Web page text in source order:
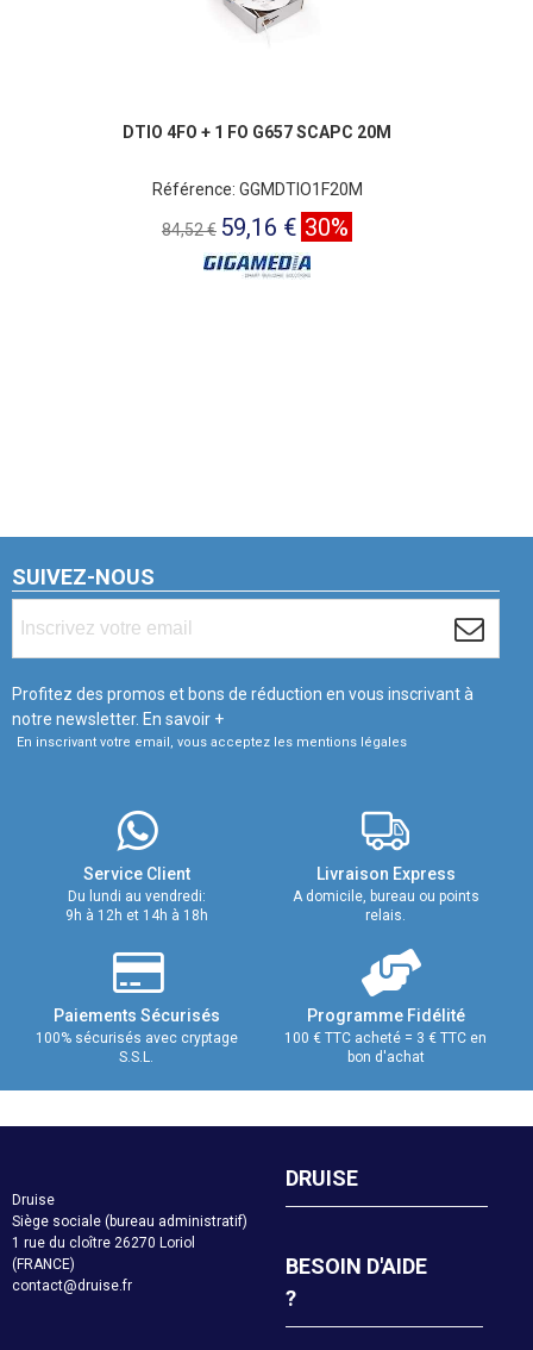
DTIO 4FO + 1 FO G657 SCAPC 20M
Référence: GGMDTIO1F20M
84,52 € 59,16 € 30%
SUIVEZ-NOUS
Profitez des promos et bons de réduction en vous inscrivant à
notre newsletter. En savoir +
En inscrivant votre email, vous acceptez les mentions légales
Service Client
Du lundi au vendredi:
9h à 12h et 14h à 18h
Livraison Express
A domicile, bureau ou points
relais.
Paiements Sécurisés
100% sécurisés avec cryptage
S.S.L.
Programme Fidélité
100 € TTC acheté = 3 € TTC en
bon d'achat
Druise
Siège sociale (bureau administratif)
1 rue du cloître 26270 Loriol
(FRANCE)
contact@druise.fr
DRUISE
BESOIN D'AIDE
?